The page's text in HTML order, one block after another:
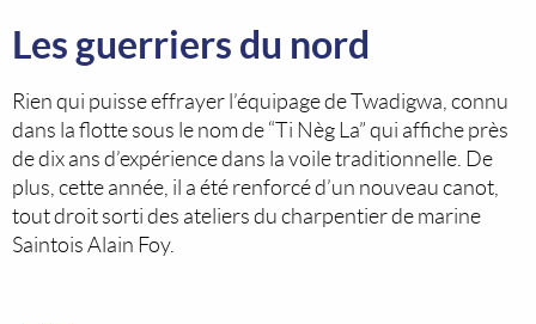
Les guerriers du nord
Rien qui puisse effrayer l’équipage de Twadigwa, connu
dans la flotte sous le nom de “Ti Nèg La” qui affiche près
de dix ans d’expérience dans la voile traditionnelle. De
plus, cette année, il a été renforcé d’un nouveau canot,
tout droit sorti des ateliers du charpentier de marine
Saintois Alain Foy.